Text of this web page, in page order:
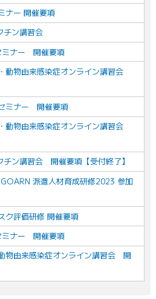
ナー 開催要項
チン講習会
ミナー 開催要項
物由来感染症オンライン講習会
ミナー 開催要項
物由来感染症オンライン講習会
ン講習会 開催要項【受付終了】
派遣人材育成研修2023 参加
ク評価研修 開催要項
ミナー 開催要項
物由来感染症オンライン講習会 開